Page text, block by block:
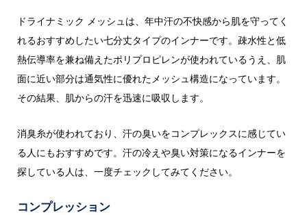
ドライナミック メッシュは、年中汗の不快感から肌を守ってく
れるおすすめしたい七分丈タイプのインナーです。疎水性と低
熱伝導率を兼ね備えたポリプロピレンが使われているうえ、肌
面に近い部分は通気性に優れたメッシュ構造になっています。
その結果、肌からの汗を迅速に吸収します。
消臭糸が使われており、汗の臭いをコンプレックスに感じてい
る人にもおすすめです。汗の冷えや臭い対策になるインナーを
探している人は、一度チェックしてみてください。
コンプレッション